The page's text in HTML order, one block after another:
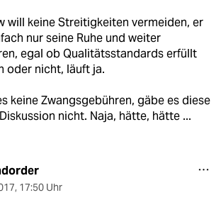
will keine Streitigkeiten vermeiden, er
nur seine Ruhe und weiter
egal ob Qualitätsstandards erfüllt
oder nicht, läuft ja.
keine Zwangsgebühren, gäbe es diese
nicht. Naja, hätte, hätte ...
, 17:50 Uhr